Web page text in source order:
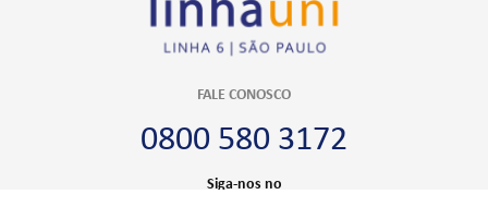
FALE CONOSCO
0800 580 3172
Siga-nos no